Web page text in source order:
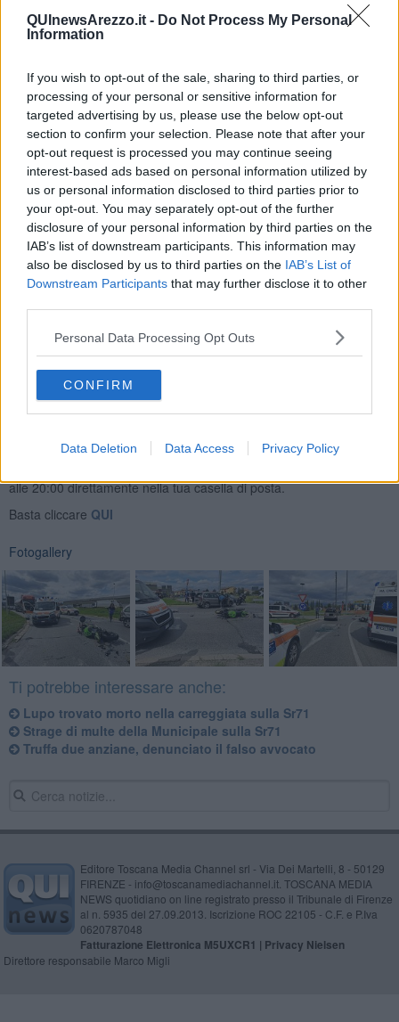
QUInewsArezzo.it - Do Not Process My Personal
Information
If you wish to opt-out of the sale, sharing to third parties, or
processing of your personal or sensitive information for
targeted advertising by us, please use the below opt-out
section to confirm your selection. Please note that after your
opt-out request is processed you may continue seeing
interest-based ads based on personal information utilized by
us or personal information disclosed to third parties prior to
your opt-out. You may separately opt-out of the further
disclosure of your personal information by third parties on the
IAB’s list of downstream participants. This information may
also be disclosed by us to third parties on the IAB’s List of
Downstream Participants that may further disclose it to other
Personal Data Processing Opt Outs
CONFIRM
Data Deletion Data Access Privacy Policy
AREZZO —Schianto alla rotatoria del centro commerciale il
Magnifico, dove convergono via Setteponti e viale Amendola ossia
la circonvallazione. Coinvolti una moto e un'auto.
Sul posto sono intervenuti i sanitari dell'emergenza urgenza con
automedica e ambulanza della Croce Bianca di Arezzo. Soccorso il
centauro, un uomo di 58 anni, che è stato trasportato al pronto
soccorso del San Donato in codice giallo.
regolamentare la circolazione, è intervenuta la polizia municipale.
Se vuoi leggere le notizie principali della Toscana iscriviti alla
alle 20:00 direttamente nella tua casella di posta.
Basta cliccare QUI
Fotogallery
Ti potrebbe interessare anche:
Lupo trovato morto nella carreggiata sulla Sr71
Strage di multe della Municipale sulla Sr71
Truffa due anziane, denunciato il falso avvocato
Editore Toscana Media Channel srl - Via Dei Martelli, 8 - 50129
FIRENZE - info@toscanamediachannel.it. TOSCANA MEDIA
NEWS quotidiano on line registrato presso il Tribunale di Firenze
al n. 5935 del 27.09.2013. Iscrizione ROC 22105 - C.F. e P.Iva
0620787048
Fatturazione Elettronica M5UXCR1 | Privacy Nielsen
Direttore responsabile Marco Migli